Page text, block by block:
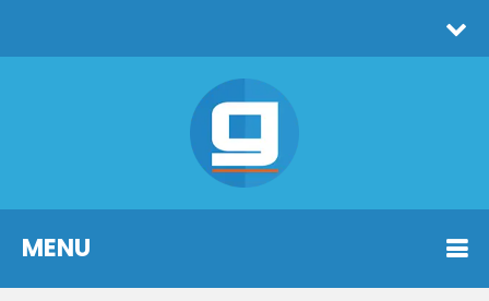
MENU